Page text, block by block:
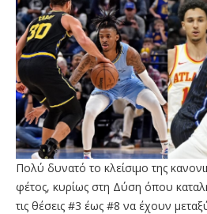
Πολύ δυνατό το κλείσιμο της
φέτος, κυρίως στη Δύση όπου
τις θέσεις #3 έως #8 να έχουν